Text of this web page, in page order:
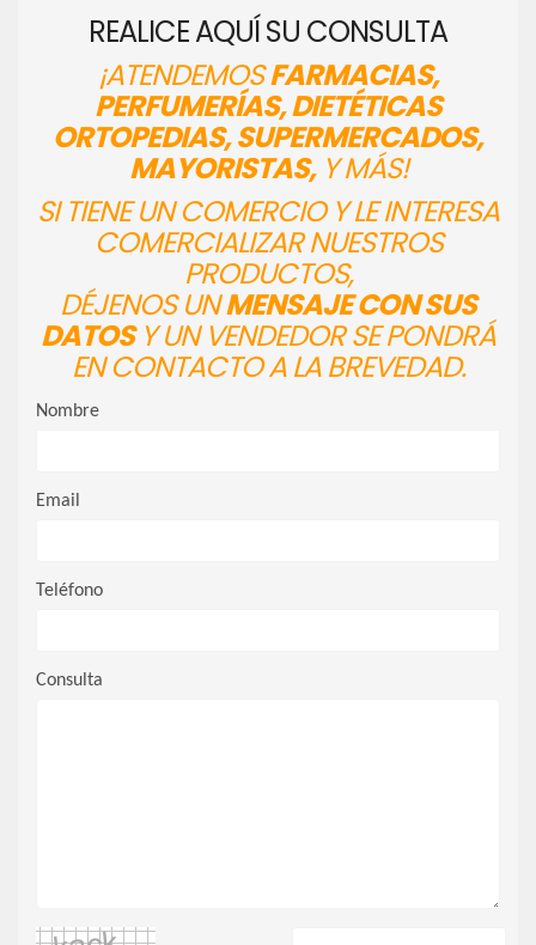
REALICE AQUÍ SU CONSULTA
¡ATENDEMOSFARMACIAS,
PERFUMERÍAS, DIETÉTICAS
ORTOPEDIAS, SUPERMERCADOS,
MAYORISTAS,Y MÁS!
SI TIENE UN COMERCIO Y LE INTERESA
COMERCIALIZAR NUESTROS
PRODUCTOS,
DÉJENOS UNMENSAJE CON SUS
DATOSY UN VENDEDOR SE PONDRÁ
EN CONTACTO A LA BREVEDAD.
Nombre
Email
Teléfono
Consulta